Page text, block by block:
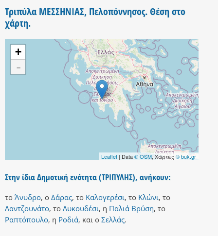
Τριπύλα ΜΕΣΣΗΝΙΑΣ, Πελοπόννησος. Θέση στο
χάρτη.
+
-
Leaflet | Data© OSM, Χάρτες © buk.gr
Στην ίδια Δημοτική ενότητα (ΤΡΙΠΥΛΗΣ), ανήκουν:
το Άνυδρο, ο Δάρας, το Καλογερέσι, το Κλώνι, το
Λαντζουνάτο, το Λυκουδέσι, η Παλιά Βρύση, το
Ραπτόπουλο, η Ροδιά, και ο Σελλάς.